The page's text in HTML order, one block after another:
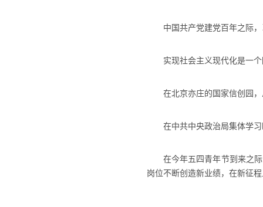
中国共产党建党百年之际，
实现社会主义现代化是一个
在北京亦庄的国家信创园，
在中共中央政治局集体学习
在今年五四青年节到来之际
岗位不断创造新业绩，在新征